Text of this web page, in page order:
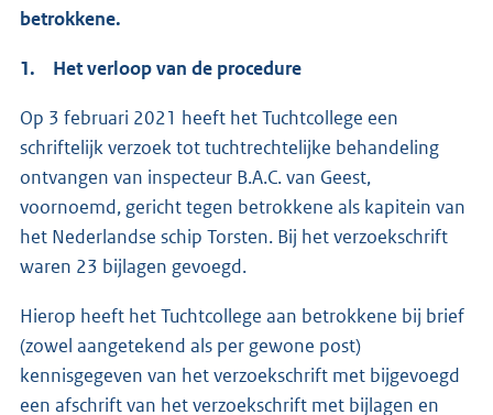
betrokkene.
1. Het verloop van de procedure
Op 3 februari 2021 heeft het Tuchtcollege een
schriftelijk verzoek tot tuchtrechtelijke behandeling
ontvangen van inspecteur B.A.C. van Geest,
voornoemd, gericht tegen betrokkene als kapitein van
het Nederlandse schip Torsten. Bij het verzoekschrift
waren 23 bijlagen gevoegd.
Hierop heeft het Tuchtcollege aan betrokkene bij brief
(zowel aangetekend als per gewone post)
kennisgegeven van het verzoekschrift met bijgevoegd
een afschrift van het verzoekschrift met bijlagen en